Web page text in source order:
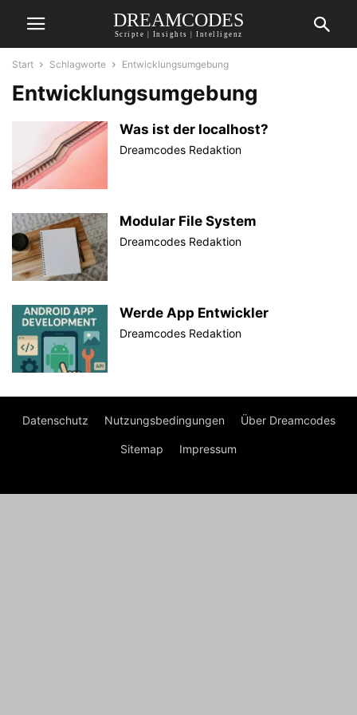
DREAMCODES
Scripte | Insights | Intelligenz
Start Schlagworte Entwicklungsumgebung
Entwicklungsumgebung
Was ist der localhost?
Dreamcodes Redaktion
Modular File System
Dreamcodes Redaktion
Werde App Entwickler
Dreamcodes Redaktion
Datenschutz Nutzungsbedingungen Über Dreamcodes
Sitemap Impressum